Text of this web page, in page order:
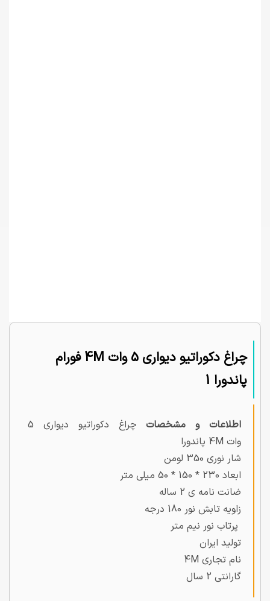
چراغ دکوراتیو دیواری 5 وات 4M فورام
پاندورا 1
اطلاعات و مشخصات
چراغ دکوراتیو دیواری 5
وات 4M پاندورا
شار نوری 350 لومن
ابعاد 230 * 150 * 50 میلی متر
ضانت نامه ی 2 ساله
زاویه تابش نور 180 درجه
پرتاب نور نیم متر
تولید ایران
نام تجاری 4M
گارانتی 2 سال